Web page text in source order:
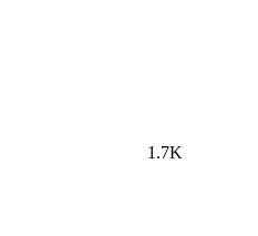
1.7K